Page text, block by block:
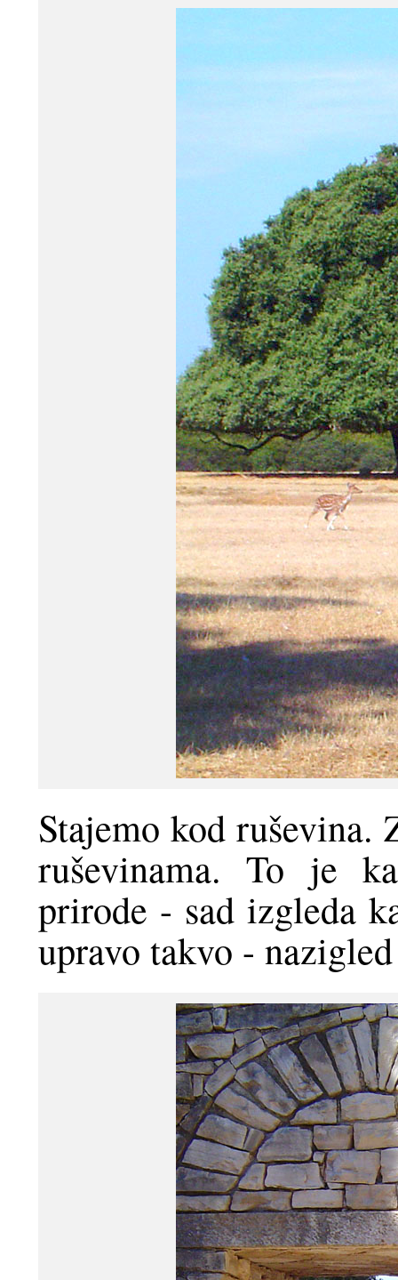
Stajemo kod ruševina.
ruševinama. To je
prirode - sad izgleda
upravo takvo -